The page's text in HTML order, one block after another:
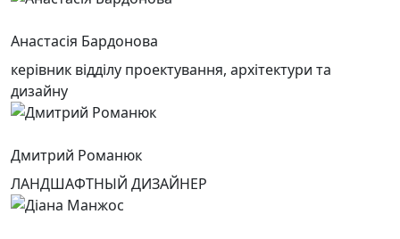
Анастасія Бардонова
керівник відділу проектування, архітектури та
дизайну
Дмитрий Романюк
ЛАНДШАФТНЫЙ ДИЗАЙНЕР